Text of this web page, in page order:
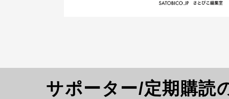
サポーター/定期購読